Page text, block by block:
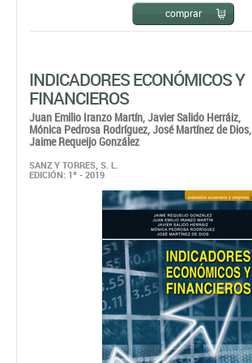
comprar
INDICADORES ECONÓMICOS Y
FINANCIEROS
Juan Emilio Iranzo Martín,Javier Salido Herráiz,
Mónica Pedrosa Rodríguez,José Martínez de Dios,
Jaime Requeijo González
SANZ Y TORRES, S. L.
EDICIÓN: 1ª - 2019